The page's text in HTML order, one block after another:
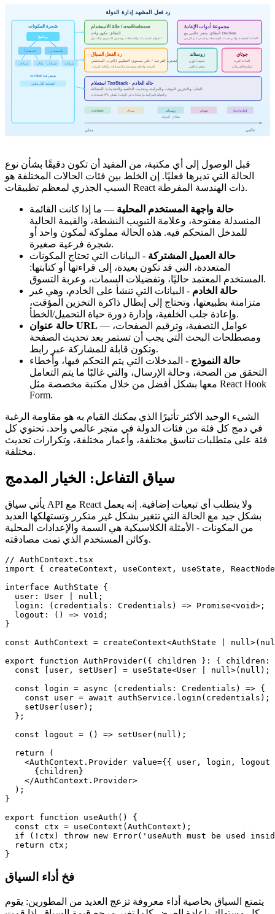
رد فعل المشهد إدارة الدولة
شجرة المكونات
برنامج
الصفحة أ الصفحة ب
شركات شركات شركات شركات
useState يعيش هنا
المحلية لكل مكون
حالة الاستخدام / useReducer
النطاق: مكون واحد
القوائم المنسدلة، والمدخلات، وحقول النموذج، والتبديل
رد الفعل السياق
النطاق: الشجرة الفرعية / على مستوى التطبيق (التردد المنخفض)
السمة، واللغة، ومستخدم المصادقة، وأعلام الميزات
مجموعة أدوات الإعادة
النطاق: متجر عالمي مع DevTools
الحالة المعقدة، والبرمجيات الوسيطة، والسفر عبر الزمن
زوستاند
خفيف الوزن
متجر عالمي
جوتاي
الحالة الذرية
غرامة الحبيبات
استعلام TanStack - حالة الخادم
الجلب والتخزين المؤقت والمزامنة وتحديث الخلفية والتحديثات المتفائلة
استجابات API، والقوائم المرقّمة، والبيانات في الوقت الفعلي
محلي
نطاق الدولة
عالمي
useState سياق زوستاند جوتاي إعادة إحياء
قبل الوصول إلى أي مكتبة، من المفيد أن تكون دقيقًا بشأن نوع
الحالة التي تديرها فعليًا. إن الخلط بين فئات الحالات المختلفة هو
السبب الجذري لمعظم تطبيقات React ذات الهندسة المفرطة.
حالة واجهة المستخدم المحلية — ما إذا كانت القائمة
المنسدلة مفتوحة، وعلامة التبويب النشطة، والقيمة الحالية
للمدخل المتحكم فيه. هذه الحالة مملوكة لمكون واحد أو
شجرة فرعية صغيرة.
حالة العميل المشتركة - البيانات التي تحتاج المكونات
المتعددة، التي قد تكون بعيدة، إلى قراءتها أو كتابتها:
المستخدم المعتمد حاليًا، وتفضيلات السمات، وعربة التسوق.
حالة الخادم - البيانات التي تنشأ على الخادم، وهي غير
متزامنة بطبيعتها، وتحتاج إلى إبطال ذاكرة التخزين المؤقت،
وإعادة جلب الخلفية، وإدارة دورة حياة التحميل/الخطأ.
حالة عنوان URL — عوامل التصفية، وترقيم الصفحات،
ومصطلحات البحث التي يجب أن تستمر بعد تحديث الصفحة
وتكون قابلة للمشاركة عبر رابط.
حالة النموذج - المدخلات التي يتم التحكم فيها، وأخطاء
التحقق من الصحة، وحالة الإرسال، والتي غالبًا ما يتم التعامل
معها بشكل أفضل من خلال مكتبة مخصصة مثل React Hook
Form.
الشيء الوحيد الأكثر تأثيرًا الذي يمكنك القيام به هو مقاومة الرغبة
في دمج كل فئة من فئات الدولة في متجر عالمي واحد. تحتوي كل
فئة على متطلبات تناسق مختلفة، وأعمار مختلفة، وتكرارات تحديث
مختلفة.
سياق التفاعل: الخيار المدمج
يأتي سياق API مع React ولا يتطلب أي تبعيات إضافية. إنه يعمل
بشكل جيد مع الحالة التي تتغير بشكل غير متكرر وتستهلكها العديد
من المكونات - الأمثلة الكلاسيكية هي السمة والإعدادات المحلية
وكائن المستخدم الذي تمت مصادقته.
// AuthContext.tsx
import { createContext, useContext, useState,
interface AuthState {
  user: User | null;
  login: (credentials: Credentials) => Promise<void>;
  logout: () => void;
}
const AuthContext = createContext<AuthState |
export function AuthProvider({ children }: { children:
  const [user, setUser] = useState<User | null>(null);
  const login = async (credentials: Credentials) => {
    const user = await authService.login(credentials);
    setUser(user);
  };
  const logout = () => setUser(null);
  return (
<AuthContext.Provider value={{ user, login, logout
      {children}
    </AuthContext.Provider>
  );
}
export function useAuth() {
  const ctx = useContext(AuthContext);
if (!ctx) throw new Error('useAuth must be used
  return ctx;
}
فخ أداء السياق
يتمتع السياق بخاصية أداء معروفة تزعج العديد من المطورين: يقوم